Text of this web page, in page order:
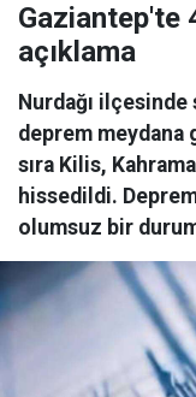
Gaziantep'te
açıklama
Nurdağı
deprem meydana
sıra Kilis,
hissedildi.
olumsuz bir